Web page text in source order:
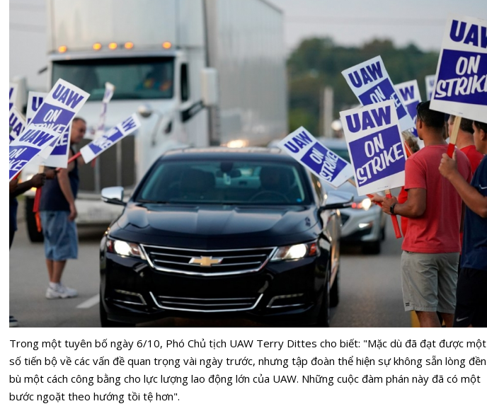
Trong một tuyên bố ngày 6/10, Phó Chủ tịch UAW Terry Dittes cho biết: "Mặc dù đã đạt được một
số tiến bộ về các vấn đề quan trọng vài ngày trước, nhưng tập đoàn thể hiện sự không sẵn lòng đền
bù một cách công bằng cho lực lượng lao động lớn của UAW. Những cuộc đàm phán này đã có một
bước ngoặt theo hướng tồi tệ hơn".